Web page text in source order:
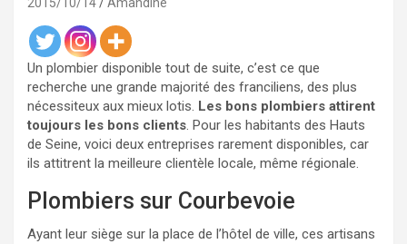
Un plombier disponible tout de suite, c’est ce que
recherche une grande majorité des franciliens, des plus
nécessiteux aux mieux lotis. Les bons plombiers attirent
toujours les bons clients. Pour les habitants des Hauts
de Seine, voici deux entreprises rarement disponibles, car
ils attitrent la meilleure clientèle locale, même régionale.
Plombiers sur Courbevoie
Ayant leur siège sur la place de l’hôtel de ville, ces artisans